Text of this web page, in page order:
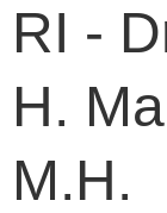
RI -
H.
M.H.